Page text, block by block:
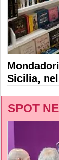
Sicilia,
SPOT